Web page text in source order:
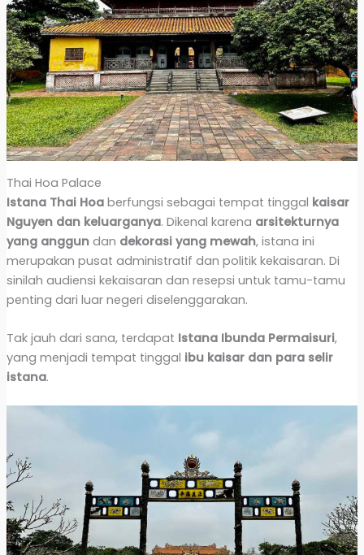
Thai Hoa Palace
Istana Thai Hoaberfungsi sebagai tempat tinggal kaisar
Nguyen dan keluarganya. Dikenal karena arsitekturnya
yang anggundan dekorasi yang mewah, istana ini
merupakan pusat administratif dan politik kekaisaran. Di
sinilah audiensi kekaisaran dan resepsi untuk tamu-tamu
penting dari luar negeri diselenggarakan.
Tak jauh dari sana, terdapat Istana Ibunda Permaisuri,
yang menjadi tempat tinggal ibu kaisar dan para selir
istana.